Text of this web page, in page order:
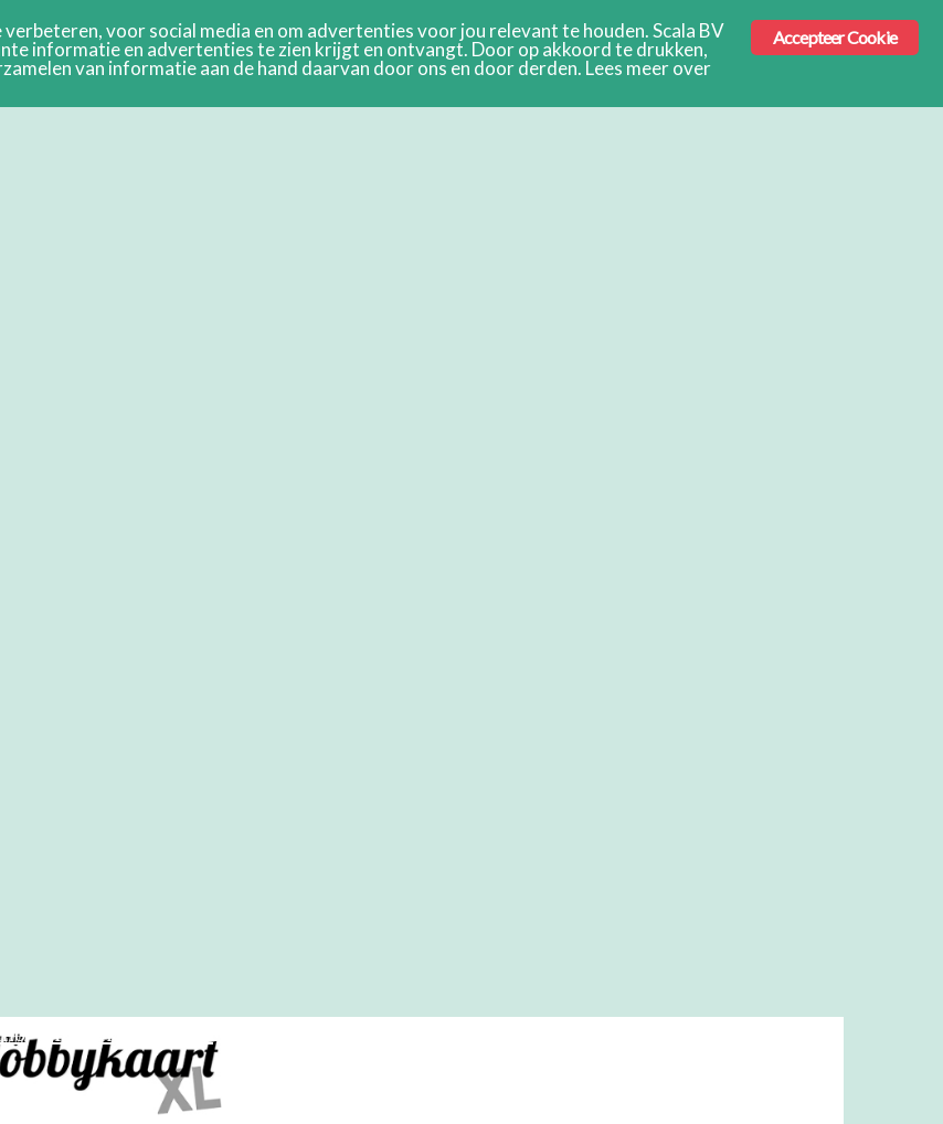
Archief
Accepteer Cookie
voor social media en om advertenties voor jou relevant te houden. Scala BV
informatie en advertenties te zien krijgt en ontvangt. Door op akkoord te drukken,
van informatie aan de hand daarvan door ons en door derden. Lees meer over